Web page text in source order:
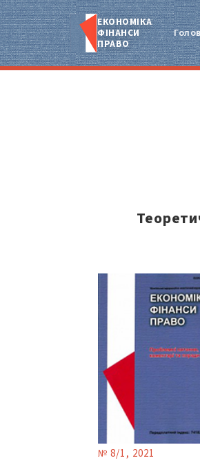
ЕКОНОМІКА
ФІНАНСИ
ПРАВО
№ 8/1, 2021